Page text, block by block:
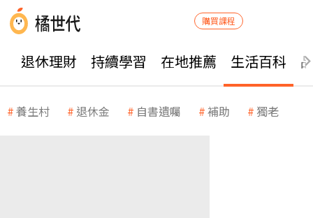
購買課程
退休理財 持續學習 在地推薦 生活百科
養生村 退休金 自書遺囑 補助 獨老